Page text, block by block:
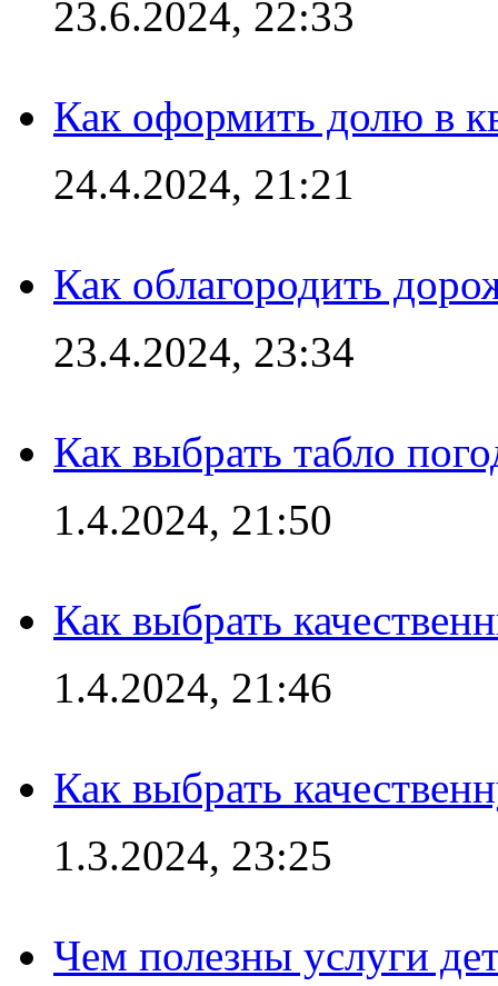
23.6.2024, 22:33
Как оформить долю в
24.4.2024, 21:21
Как облагородить
23.4.2024, 23:34
Как выбрать табло
1.4.2024, 21:50
Как выбрать
1.4.2024, 21:46
Как выбрать
1.3.2024, 23:25
Чем полезны услуги